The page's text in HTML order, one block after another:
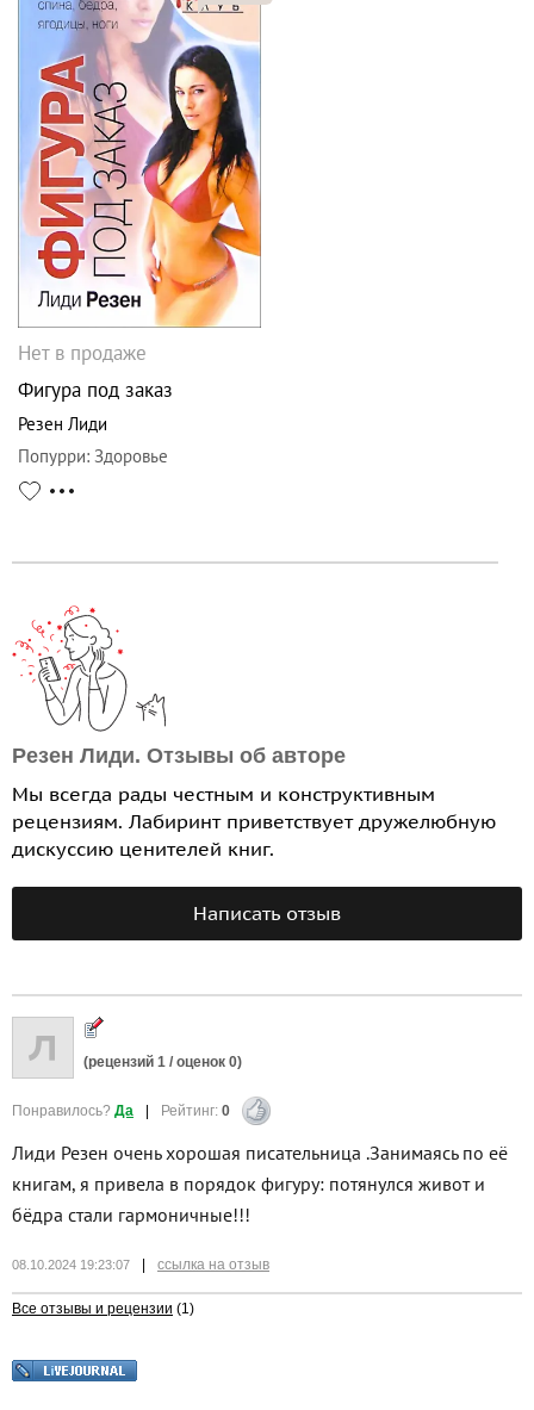
Нет в продаже
Фигура под заказ
Резен Лиди
Попурри: Здоровье
Резен Лиди. Отзывы об авторе
Мы всегда рады честным и конструктивным
рецензиям. Лабиринт приветствует дружелюбную
дискуссию ценителей книг.
Написать отзыв
(рецензий 1 / оценок 0)
Понравилось? Да | Рейтинг: 0
Лиди Резен очень хорошая писательница .Занимаясь по её
книгам, я привела в порядок фигуру: потянулся живот и
бёдра стали гармоничные!!!
08.10.2024 19:23:07 ссылка на отзыв
Все отзывы и рецензии (1)